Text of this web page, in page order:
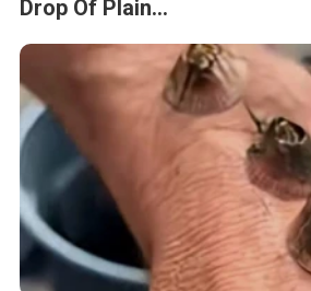
Drop Of Plain...